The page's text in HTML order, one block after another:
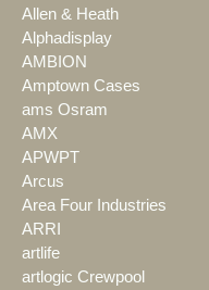
Allen & Heath
Alphadisplay
AMBION
Amptown Cases
ams Osram
AMX
APWPT
Arcus
Area Four Industries
ARRI
artlife
artlogic Crewpool